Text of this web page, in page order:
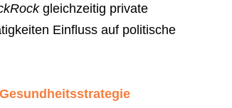
gleichzeitig private
Einfluss auf politische